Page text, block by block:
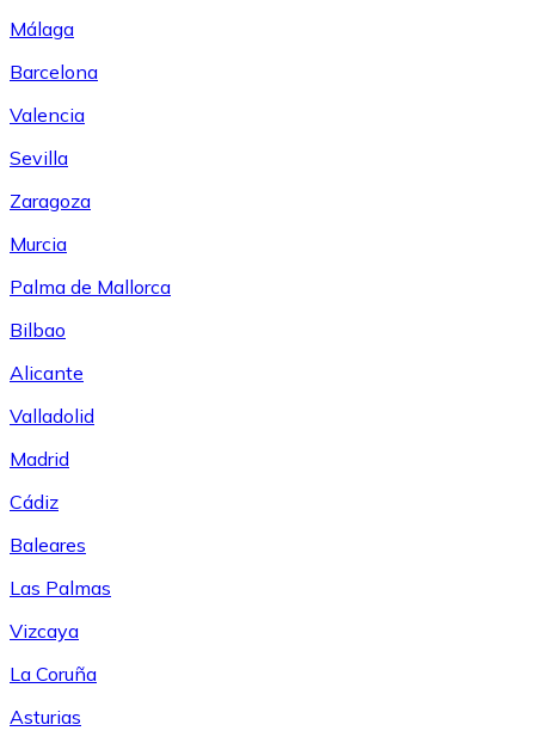
Málaga
Barcelona
Valencia
Sevilla
Zaragoza
Murcia
Palma de Mallorca
Bilbao
Alicante
Valladolid
Madrid
Cádiz
Baleares
Las Palmas
Vizcaya
La Coruña
Asturias